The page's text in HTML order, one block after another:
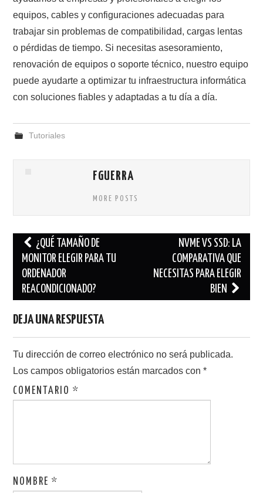
equipos, cables y configuraciones adecuadas para
trabajar sin problemas de compatibilidad, cargas lentas
o pérdidas de tiempo. Si necesitas asesoramiento,
renovación de equipos o soporte técnico, nuestro equipo
puede ayudarte a optimizar tu infraestructura informática
con soluciones fiables y adaptadas a tu día a día.
Tutoriales
FGUERRA
MORE POSTS
Navegación
de
entradas
¿QUÉ TAMAÑO DE
MONITOR ELEGIR PARA TU
ORDENADOR
REACONDICIONADO?
NVME VS SSD: LA
COMPARATIVA QUE
NECESITAS PARA ELEGIR
BIEN
DEJA UNA RESPUESTA
Tu dirección de correo electrónico no será publicada.
Los campos obligatorios están marcados con*
COMENTARIO*
NOMBRE*